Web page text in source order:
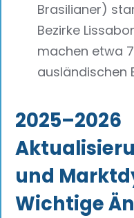
Brasilianer)
Bezirke
machen etwa
ausländischen
2025–2026
und
Wichtige